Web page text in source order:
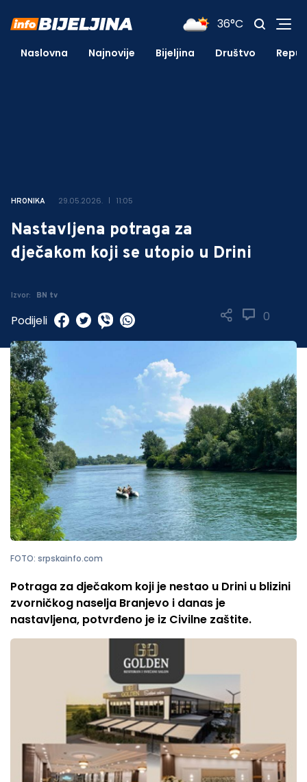
36°C
Naslovna Najnovije Bijeljina Društvo
HRONIKA 29.05.2026. 11:05
Nastavljena potraga za
dječakom koji se utopio u Drini
Izvor: BN tv
0
Podijeli
FOTO: srpskainfo.com
Potraga za dječakom koji je nestao u Drini u blizini
zvorničkog naselja Branjevo i danas je
nastavljena, potvrđeno je iz Civilne zaštite.